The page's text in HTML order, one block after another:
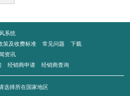
系统
策及收费标准 常见问题 下载
资讯
经销商申请 经销商查询
选择所在国家地区